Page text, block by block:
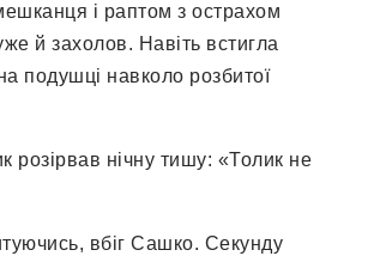
і раптом з острахом
й захолов. Навіть встигла
подушці навколо розбитої
розірвав нічну тишу: «Толик не
вбіг Сашко. Секунду